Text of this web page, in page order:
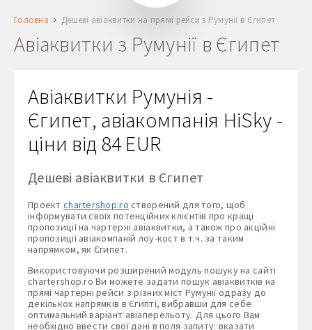
Куди
Повернення
1 + 0 + 0
Головна Дешеві авіаквитки на прямі рейси з Румунії в Єгипет
Авіаквитки з Румунії в Єгипет
Авіаквитки Румунія -
Єгипет, авіакомпанія HiSky -
ціни від 84 EUR
Дешеві авіаквитки в Єгипет
Проект chartershop.ro створений для того, щоб
інформувати своїх потенційних клієнтів про кращі
пропозиції на чартерні авіаквитки, а також про акційні
пропозиції авіакомпаній лоу-кост в т.ч. за таким
напрямком, як Єгипет.
Використовуючи розширений модуль пошуку на сайті
chartershop.ro Ви можете задати пошук авіаквитків на
прямі чартерні рейси з різних міст Румунії одразу до
декількох напрямків в Єгипті, вибравши для себе
оптимальний варіант авіаперельоту. Для цього Вам
необхідно ввести свої дані в поля запиту: вказати